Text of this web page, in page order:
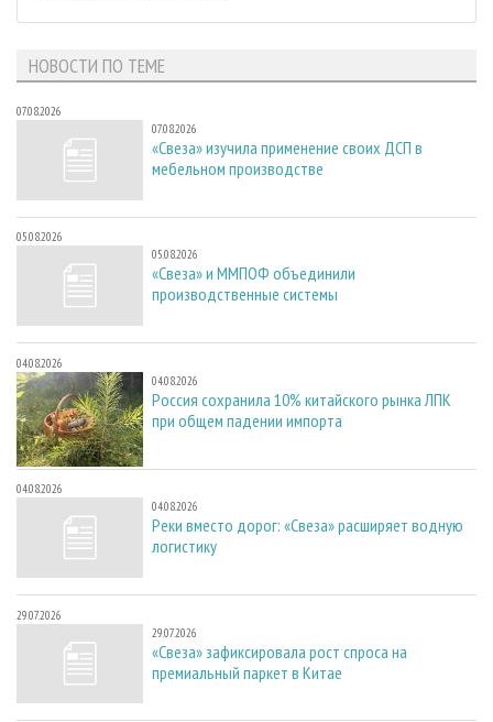
НОВОСТИ ПО ТЕМЕ
07.08.2026
07.08.2026
«Свеза» изучила применение своих ДСП в
мебельном производстве
05.08.2026
05.08.2026
«Свеза» и ММПОФ объединили
производственные системы
04.08.2026
04.08.2026
Россия сохранила 10% китайского рынка ЛПК
при общем падении импорта
04.08.2026
04.08.2026
Реки вместо дорог: «Свеза» расширяет водную
логистику
29.07.2026
29.07.2026
«Свеза» зафиксировала рост спроса на
премиальный паркет в Китае